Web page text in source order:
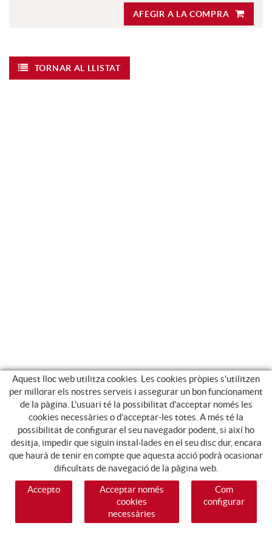
AFEGIR A LA COMPRA
TORNAR AL LLISTAT
Aquest lloc web utilitza cookies. Les cookies pròpies s'utilitzen
per millorar els nostres serveis i assegurar un bon funcionament
de la pàgina. L'usuari té la possibilitat d'acceptar només les
cookies necessàries o d'acceptar-les totes. A més té la
possibilitat de configurar el seu navegador podent, si així ho
desitja, impedir que siguin instal·lades en el seu disc dur, encara
que haurà de tenir en compte que aquesta acció podrà ocasionar
dificultats de navegació de la pàgina web.
Accepto
Acceptar només
cookies
necessàries
Com
configurar